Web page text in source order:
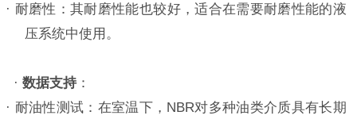
· 耐磨性：其耐磨性能也较好，适合在需要耐磨性能的液
压系统中使用。
·数据支持：
· 耐油性测试：在室温下， NBR对多种油类介质具有长期